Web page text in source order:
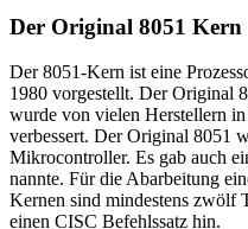
Der Original 8051 Kern
Der 8051-Kern ist eine
1980 vorgestellt. Der Original
wurde von vielen Herstellern
verbessert. Der Original 8051
Mikrocontroller. Es gab auch
nannte. Für die Abarbeitung
Kernen sind mindestens zwölf
einen CISC Befehlssatz hin.